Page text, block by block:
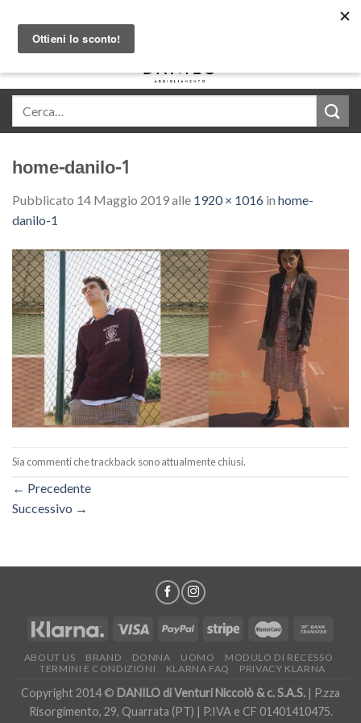
content
home-danilo-1
Pubblicato 14 Maggio 2019alle 1920 × 1016 in home-
danilo-1
Sia commenti che trackback sono attualmente chiusi.
← Precedente
Successivo →
ABOUT US BRAND DONNA UOMO
MODULO DI RECESSO
TERMINI E CONDIZIONI
KLARNA FAQ PRIVACY KLARNA
Copyright 2014 © DANILO di Venturi Niccolò & c. S.A.S. | P.zza
Risorgimento, 29, Quarrata (PT) | P.IVA e CF 01401410475.